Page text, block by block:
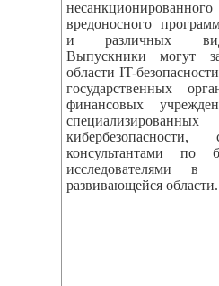
вредоносного
и различных
Выпускники могут
области IT-
государственных
финансовых
консультантами по
исследователями в
развивающейся области.